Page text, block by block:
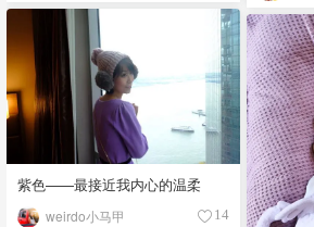
紫色——最接近我内心的温柔
weirdo小马甲 14